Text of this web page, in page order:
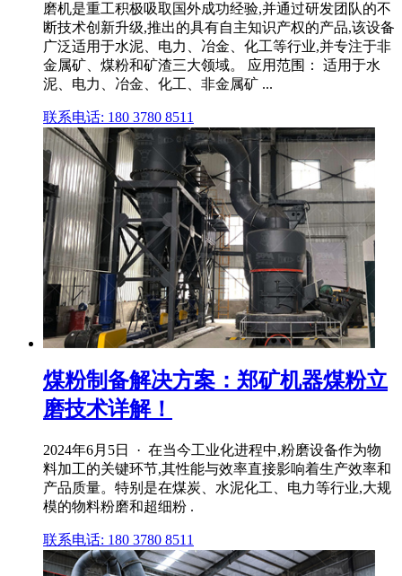
磨机是重工积极吸取国外成功经验,并通过研发团队的不
断技术创新升级,推出的具有自主知识产权的产品,该设备
广泛适用于水泥、电力、冶金、化工等行业,并专注于非
金属矿、煤粉和矿渣三大领域。 应用范围： 适用于水
泥、电力、冶金、化工、非金属矿 ...
联系电话: 180 3780 8511
煤粉制备解决方案：郑矿机器煤粉立
磨技术详解！
2024年6月5日 · 在当今工业化进程中,粉磨设备作为物
料加工的关键环节,其性能与效率直接影响着生产效率和
产品质量。特别是在煤炭、水泥化工、电力等行业,大规
模的物料粉磨和超细粉 .
联系电话: 180 3780 8511